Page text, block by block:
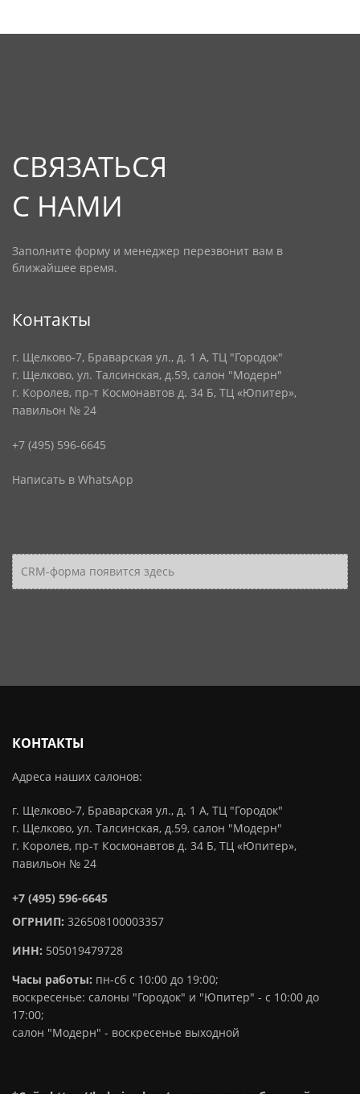
СВЯЗАТЬСЯ
С НАМИ
Заполните форму и менеджер перезвонит вам в
ближайшее время.
Контакты
г. Щелково-7, Браварская ул., д. 1 А, ТЦ "Городок"
г. Щелково, ул. Талсинская, д.59, салон "Модерн"
г. Королев, пр-т Космонавтов д. 34 Б, ТЦ «Юпитер»,
павильон № 24
+7 (495) 596-6645
Написать в WhatsApp
CRM-форма появится здесь
КОНТАКТЫ
Адреса наших салонов:
г. Щелково-7, Браварская ул., д. 1 А, ТЦ "Городок"
г. Щелково, ул. Талсинская, д.59, салон "Модерн"
г. Королев, пр-т Космонавтов д. 34 Б, ТЦ «Юпитер»,
павильон № 24
+7 (495) 596-6645
ОГРНИП: 326508100003357
ИНН: 505019479728
Часы работы: пн-сб с 10:00 до 19:00;
воскресенье: салоны "Городок" и "Юпитер" - с 10:00 до
17:00;
салон "Модерн" - воскресенье выходной